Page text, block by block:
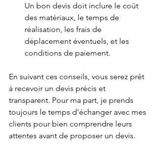
Un bon devis doit inclure le coût
des matériaux, le temps de
réalisation, les frais de
déplacement éventuels, et les
conditions de paiement.
En suivant ces conseils, vous serez prêt
à recevoir un devis précis et
transparent. Pour ma part, je prends
toujours le temps d’échanger avec mes
clients pour bien comprendre leurs
attentes avant de proposer un devis.